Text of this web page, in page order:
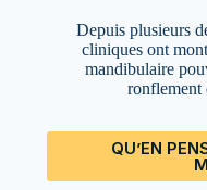
Depuis plusieurs
cliniques ont
mandibulaire
ronflement
QU’EN